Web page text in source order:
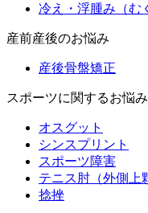
冷え・浮腫み（む
産前産後のお悩み
産後骨盤矯正
スポーツに関するお悩み
オスグット
シンスプリント
スポーツ障害
テニス肘（外側上
捻挫